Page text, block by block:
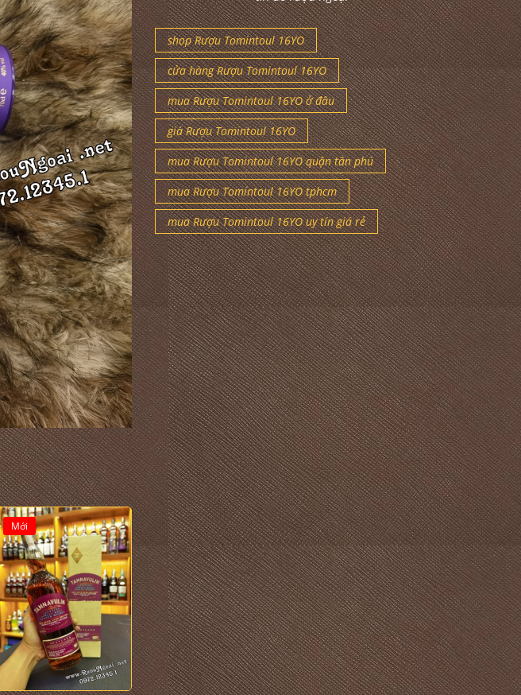
Mới
shop Rượu Tomintoul 16YO
cửa hàng Rượu Tomintoul 16YO
mua Rượu Tomintoul 16YO ở đâu
giá Rượu Tomintoul 16YO
mua Rượu Tomintoul 16YO quận tân phú
mua Rượu Tomintoul 16YO tphcm
mua Rượu Tomintoul 16YO uy tín giá rẻ